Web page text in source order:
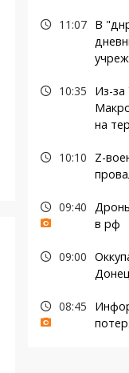
11:07
В
10:35
Из-
на
10:10
Z-
09:40
в рф
09:00
08:45